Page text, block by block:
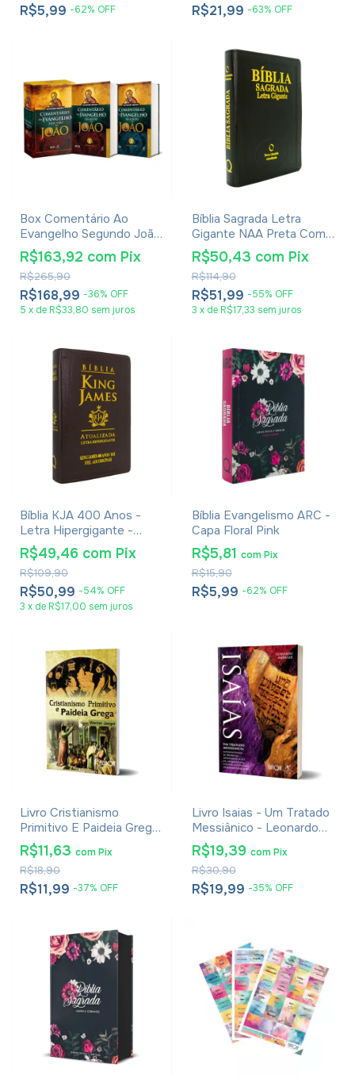
R$5,99 -62% OFF R$21,99 -63% OFF
Box Comentário Ao
Evangelho Segundo João
- Raymond Brown - 2
Volumes
R$168,99 -36% OFF
R$265,90
R$163,92 com Pix
5 x de R$33,80 sem juros
Bíblia Sagrada Letra
Gigante NAA Preta Com
Índice
R$51,99 -55% OFF
R$114,90
R$50,43 com Pix
3 x de R$17,33 sem juros
Bíblia KJA 400 Anos -
Letra Hipergigante -
Capa Luxo Marrom
R$50,99 -54% OFF
R$109,90
R$49,46 com Pix
3 x de R$17,00 sem juros
Bíblia Evangelismo ARC -
Capa Floral Pink
R$5,99 -62% OFF
R$15,90
R$5,81 com Pix
Livro Cristianismo
Primitivo E Paideia Grega
- Werner Jaeger
R$11,99 -37% OFF
R$18,90
R$11,63 comPix
Livro Isaias - Um Tratado
Messiânico - Leonardo
Andrade
R$19,99 -35% OFF
R$30,90
R$19,39 com Pix